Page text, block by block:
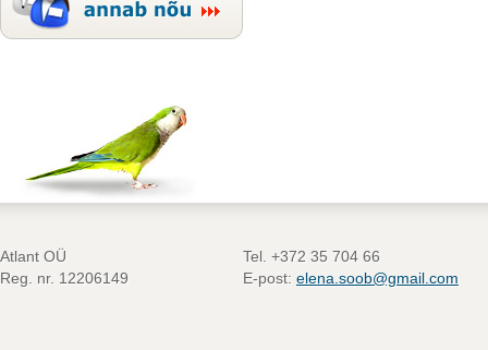
Atlant OÜ
Reg. nr. 12206149
Tel. +372 35 704 66
E-post: elena.soob@gmail.com